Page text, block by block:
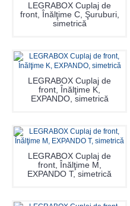
LEGRABOX Cuplaj de
front, Înălţime C, Şuruburi,
simetrică
LEGRABOX Cuplaj de
front, Înălţime K,
EXPANDO, simetrică
LEGRABOX Cuplaj de
front, Înălţime M,
EXPANDO T, simetrică